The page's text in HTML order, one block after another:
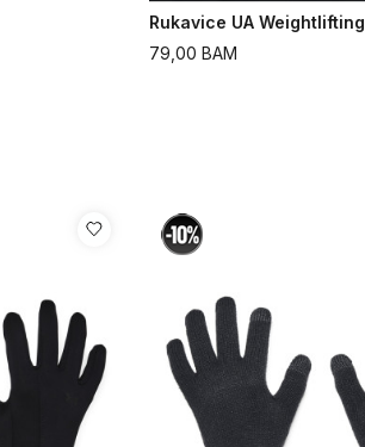
Rukavice UA Weightlifting
79,00 BAM